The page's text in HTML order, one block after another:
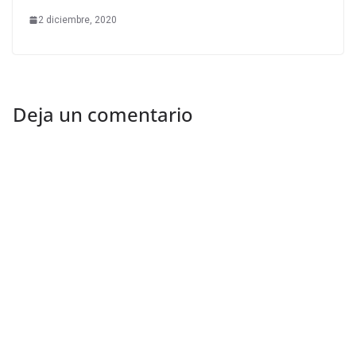
2 diciembre, 2020
Deja un comentario